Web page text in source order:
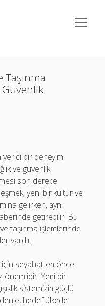
menüyü
aç
Taşınma
Güvenlik
verici bir deneyim
ve güvenlik
son derece
yeni bir kültür ve
gelirken, aynı
getirebilir. Bu
taşınma işlemlerinde
vardır.
için seyahatten önce
önemlidir. Yeni bir
sistemizin güçlü
hedef ülkede